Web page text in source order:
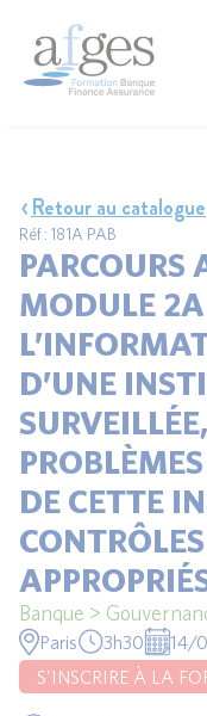
Retour au catalogue
Réf : 181A PAB
PARCOURS
MODULE
D’UNE
DE CETTE
Banque >
Paris 3h30
14/
S'INSCRIRE À LA